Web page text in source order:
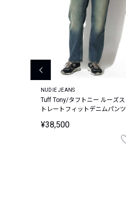
NUDIE JEANS
Tuff Tony/タフトニー ルーズス
トレートフィットデニムパンツ
¥38,500